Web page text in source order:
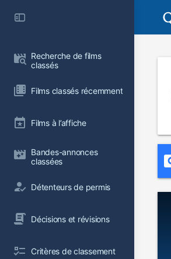
Recherche de films
classés
Films classés récemment
Films à l’affiche
Bandes-annonces
classées
Détenteurs de permis
Décisions et révisions
Critères de classement